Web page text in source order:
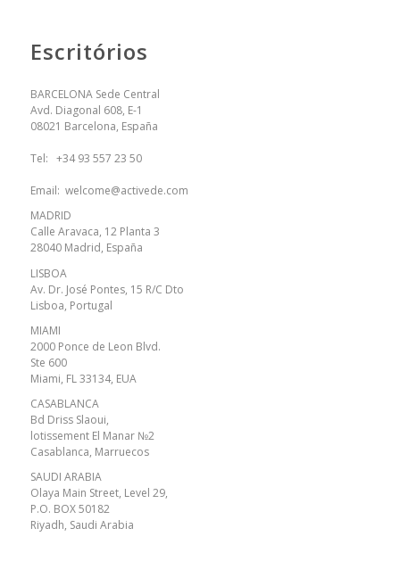
Escritórios
BARCELONA Sede Central
Avd. Diagonal 608, E-1
08021 Barcelona, España
Tel: +34 93 557 23 50
Email: welcome@activede.com
MADRID
Calle Aravaca, 12 Planta 3
28040 Madrid, España
LISBOA
Av. Dr. José Pontes, 15 R/C Dto
Lisboa, Portugal
MIAMI
2000 Ponce de Leon Blvd.
Ste 600
Miami, FL 33134, EUA
CASABLANCA
Bd Driss Slaoui,
lotissement El Manar №2
Casablanca, Marruecos
SAUDI ARABIA
Olaya Main Street, Level 29,
P.O. BOX 50182
Riyadh, Saudi Arabia